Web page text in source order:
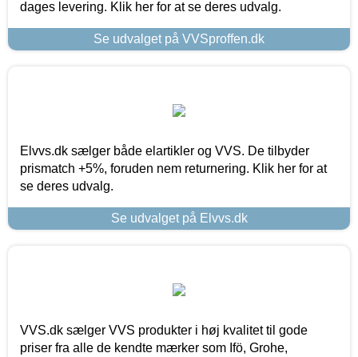
dages levering. Klik her for at se deres udvalg.
Se udvalget på VVSproffen.dk
Elvvs.dk sælger både elartikler og VVS. De tilbyder
prismatch +5%, foruden nem returnering. Klik her for at
se deres udvalg.
Se udvalget på Elvvs.dk
VVS.dk sælger VVS produkter i høj kvalitet til gode
priser fra alle de kendte mærker som Ifö, Grohe,